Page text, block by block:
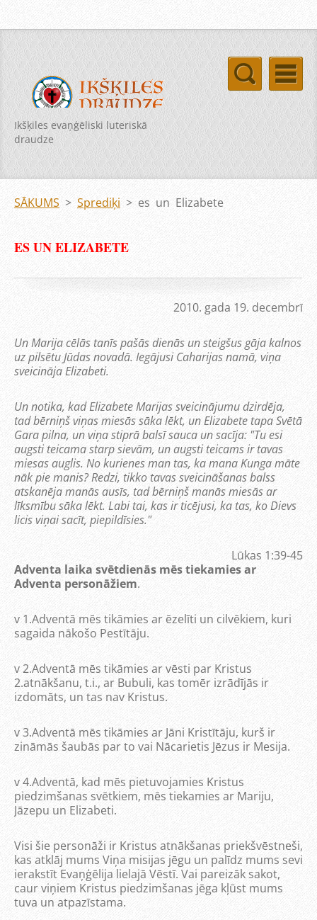
Ikšķiles evaņģēliski luteriskā
draudze
SĀKUMS > Sprediķi > es un Elizabete
ES UN ELIZABETE
2010. gada 19. decembrī
Un Marija cēlās tanīs pašās dienās un steigšus gāja kalnos
uz pilsētu Jūdas novadā. Iegājusi Caharijas namā, viņa
sveicināja Elizabeti.
Un notika, kad Elizabete Marijas sveicinājumu dzirdēja,
tad bērniņš viņas miesās sāka lēkt, un Elizabete tapa Svētā
Gara pilna, un viņa stiprā balsī sauca un sacīja: "Tu esi
augsti teicama starp sievām, un augsti teicams ir tavas
miesas auglis. No kurienes man tas, ka mana Kunga māte
nāk pie manis? Redzi, tikko tavas sveicināšanas balss
atskanēja manās ausīs, tad bērniņš manās miesās ar
līksmību sāka lēkt. Labi tai, kas ir ticējusi, ka tas, ko Dievs
licis viņai sacīt, piepildīsies."
Lūkas 1:39-45
Adventa laika svētdienās mēs tiekamies ar
Adventa personāžiem.
v 1.Adventā mēs tikāmies ar ēzelīti un cilvēkiem, kuri
sagaida nākošo Pestītāju.
v2.Adventā mēs tikāmies ar vēsti par Kristus
2.atnākšanu, t.i., ar Bubuli, kas tomēr izrādījās ir
izdomāts, un tas nav Kristus.
v3.Adventā mēs tikāmies ar Jāni Kristītāju, kurš ir
zināmās šaubās par to vai Nācarietis Jēzus ir Mesija.
v4.Adventā, kad mēs pietuvojamies Kristus
piedzimšanas svētkiem, mēs tiekamies ar Mariju,
Jāzepu un Elizabeti.
Visi šie personāži ir Kristus atnākšanas priekšvēstneši,
kas atklāj mums Viņa misijas jēgu un palīdz mums sevi
ierakstīt Evaņģēlija lielajā Vēstī. Vai pareizāk sakot,
caur viņiem Kristus piedzimšanas jēga kļūst mums
tuva un atpazīstama.